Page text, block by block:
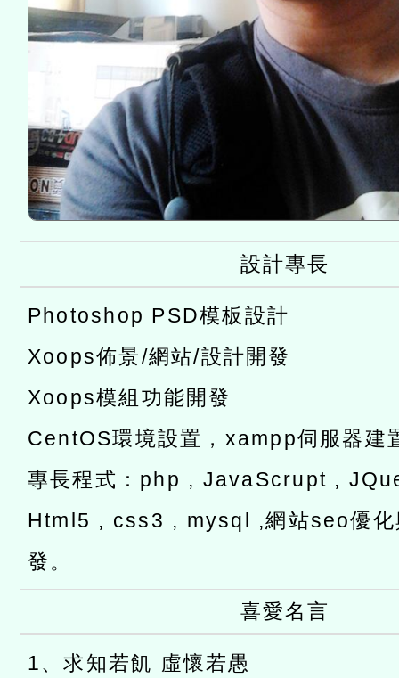
設計專長
Photoshop PSD模板設計
Xoops佈景/網站/設計開發
Xoops模組功能開發
CentOS環境設置，xampp伺服器建
專長程式：php , JavaScrupt ,
Html5 , css3 , mysql ,網站seo優化
發。
喜愛名言
1、求知若飢 虛懷若愚